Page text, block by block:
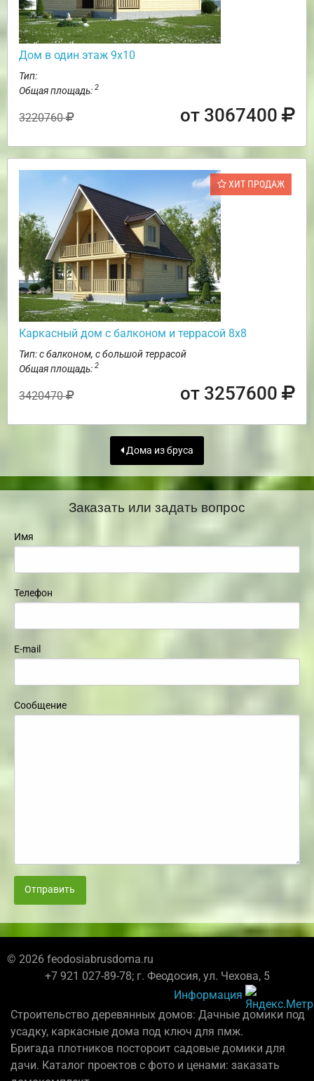
Дом в один этаж 9х10
Тип:
Общая площадь: 2
3220760 от 3067400
ХИТ ПРОДАЖ
Каркасный дом с балконом и террасой 8х8
Тип: с балконом, с большой террасой
Общая площадь: 2
3420470 от 3257600
Дома из бруса
Заказать или задать вопрос
Имя
Телефон
E-mail
Сообщение
Отправить
© 2026 feodosiabrusdoma.ru
+7 921 027-89-78; г. Феодосия, ул. Чехова, 5
Информация
Строительство деревянных домов: Дачные домики под
усадку, каркасные дома под ключ для пмж.
Бригада плотников постороит садовые домики для
дачи. Каталог проектов с фото и ценами: заказать